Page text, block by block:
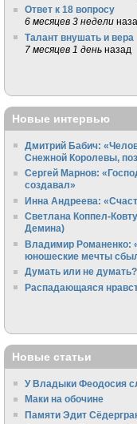
Ответ к 18 вопросу
6 месяцев 3 недели
Талант внушать и вера
7 месяцев 1 день назад
Новые интервью
Дмитрий Бабич:
Снежной Королевы,
Сергей Марнов:
создавал»
Инна Андреева:
Светлана Коппел-
Демина)
Владимир Романенко:
юношеские мечты
Думать или не думать?
Распадающаяся
Новые статьи
У Владыки Феодосия
Маки на обочине
Памяти Эдит